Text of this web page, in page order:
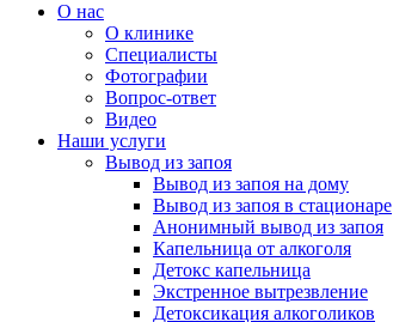
О нас
О клинике
Специалисты
Фотографии
Вопрос-ответ
Видео
Наши услуги
Вывод из запоя
Вывод из запоя на дому
Вывод из запоя в стационаре
Анонимный вывод из запоя
Капельница от алкоголя
Детокс капельница
Экстренное вытрезвление
Детоксикация алкоголиков